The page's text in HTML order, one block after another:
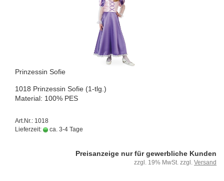
Prin­zes­sin Sofie
1018 Prin­zes­sin Sofie (1-tlg.)
Ma­te­ri­al: 100% PES
Art.Nr.: 1018
Lieferzeit:
ca. 3-4 Tage
Preisanzeige nur für gewerbliche Kunden
zzgl. 19% MwSt. zzgl. Versand